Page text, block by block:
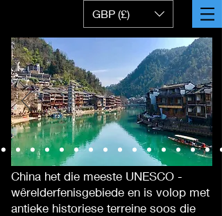
GBP (£)
China het die meeste UNESCO -
wêrelderfenisgebiede en is volop met
antieke historiese terreine soos die